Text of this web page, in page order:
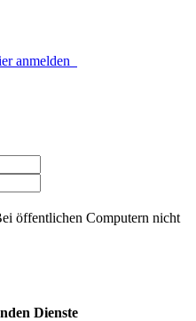
anmelden
öffentlichen Computern nicht
Dienste